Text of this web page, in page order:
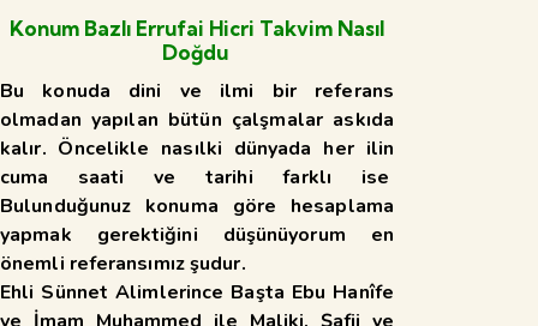
Konum Bazlı Errufai Hicri Takvim Nasıl
Doğdu
Bu konuda dini ve ilmi bir referans
olmadan yapılan bütün çalşmalar askıda
kalır. Öncelikle nasılki dünyada her ilin
cuma saati ve tarihi farklı ise
Bulunduğunuz konuma göre hesaplama
yapmak gerektiğini düşünüyorum en
önemli referansımız şudur.
Ehli Sünnet Alimlerince Başta Ebu Hanîfe